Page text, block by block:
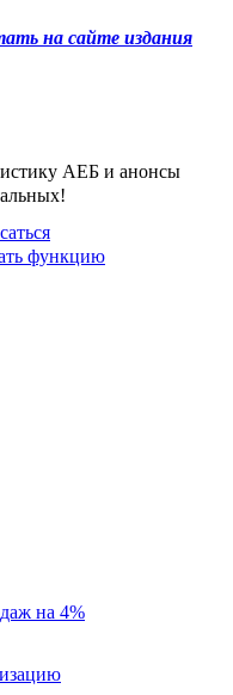
на сайте издания
АЕБ и анонсы
на 4%